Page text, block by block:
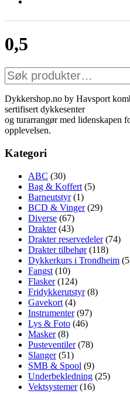
0,5
Søk
etter:
Dykkershop.no by Havsport
sertifisert dykkesenter
og turarrangør med lidenskapen
opplevelsen.
Kategori
ABC (30)
Bag & Koffert (5)
Barneutstyr (1)
BCD & Vinger (29)
Diverse (67)
Drakter (43)
Drakter reservedeler (74)
Drakter tilbehør (118)
Dykkerkurs i Trondheim
Fangst (10)
Flasker (124)
Fridykkerutstyr (8)
Gavekort (4)
Instrumenter (97)
Lys & Foto (46)
Masker (8)
Pusteventiler (78)
Slanger (51)
SMB & Spool (9)
Underbekledning (25)
Vektsystemer (16)